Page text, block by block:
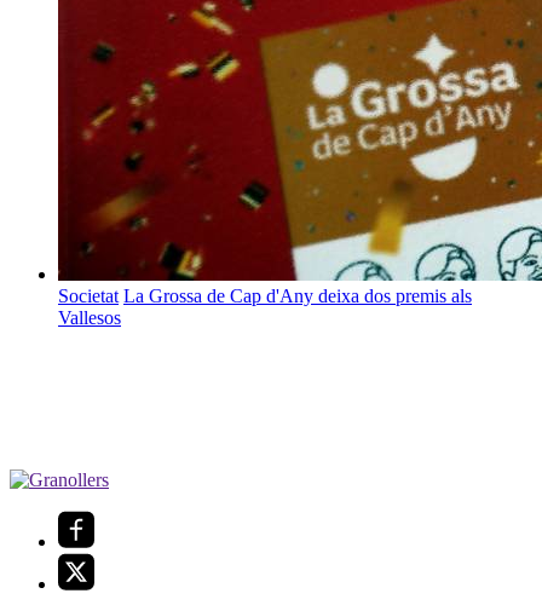
Societat La Grossa de Cap d'Any deixa dos premis als
Vallesos